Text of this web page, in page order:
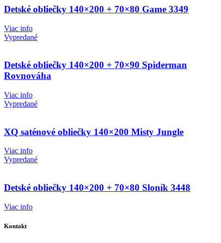
Detské obliečky 140×200 + 70×80 Game 3349
Viac info
Vypredané
Detské obliečky 140×200 + 70×90 Spiderman
Rovnováha
Viac info
Vypredané
XQ saténové obliečky 140×200 Misty Jungle
Viac info
Vypredané
Detské obliečky 140×200 + 70×80 Sloník 3448
Viac info
Kontakt